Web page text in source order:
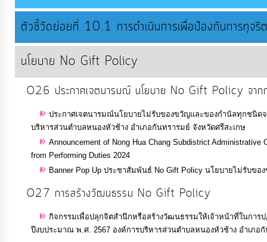
ตัวชี้วัดย่อยที่ 10.1 การดำเนินการเพื่อป้องกันการทุจริ
นโยบาย No Gift Policy
O26 ประกาศเจตนารมณ์ นโยบาย No Gift Policy จาก
ประกาศเจตนารมณ์นโยบายไม่รับของขวัญและของกำนัลทุกชนิด
บริหารส่วนตำบลหนองหัวช้าง อำเภอกันทรารมย์ จังหวัดศรีสะเกษ
Announcement of Nong Hua Chang Subdistrict
from Performing Duties 2024
Banner Pop Up ประชาสัมพันธ์ No Gift Policy นโยบายไม่รับ
O27 การสร้างวัฒนธรรม No Gift Policy
กิจกรรมเพื่อปลุกจิตสำนึกหรือสร้างวัฒนธรรมให้เจ้าหน้าที่ในกา
ปีงบประมาณ พ.ศ. 2567 องค์การบริหารส่วนตำบลหนองหัวช้าง อำเภอ